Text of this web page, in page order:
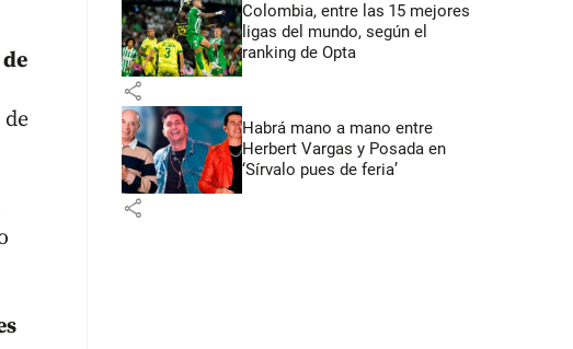
Colombia, entre las 15 mejores
ligas del mundo, según el
ranking de Opta
share
Habrá mano a mano entre
Herbert Vargas y Posada en
‘Sírvalo pues de feria’
share